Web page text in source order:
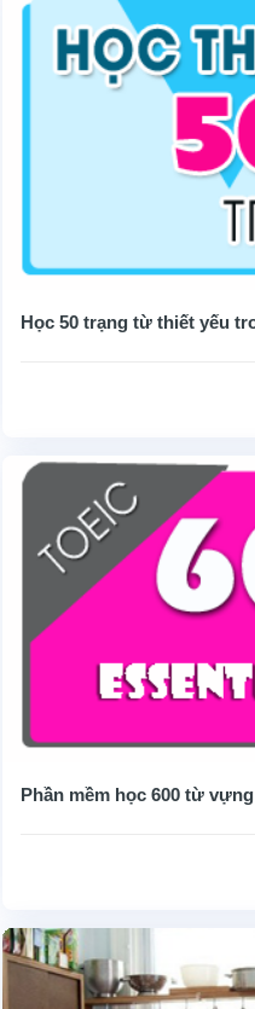
Học 50 trạng từ thiết yếu
Phần mềm học 600 từ